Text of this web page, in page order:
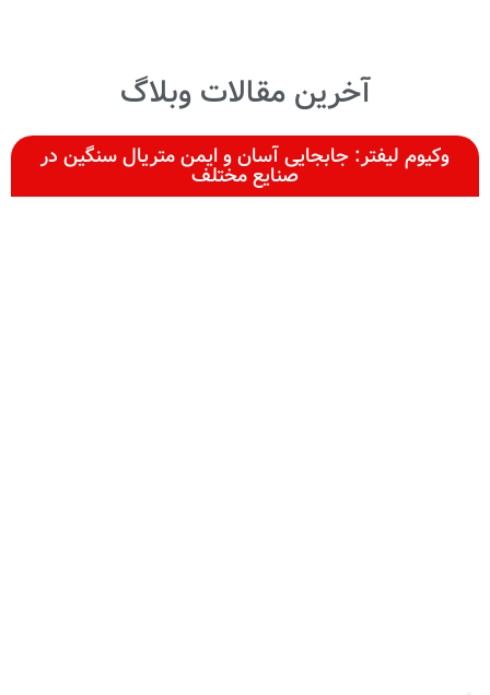
آخرین مقالات وبلاگ
وکیوم لیفتر: جابجایی آسان و ایمن متریال سنگین در
صنایع مختلف